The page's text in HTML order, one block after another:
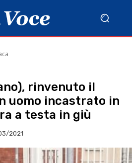
rinvenuto il
uomo incastrato in
a testa in giù
2021